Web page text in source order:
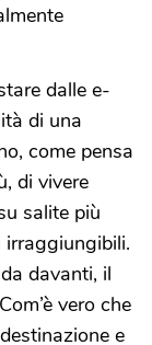
dalle e-
di una
come pensa
di vivere
salite più
irraggiungibili.
davanti, il
vero che
e